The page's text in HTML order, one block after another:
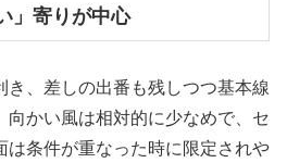
」寄りが中心
き、差しの出番も残しつつ基本線
向かい風は相対的に少なめで、セ
は条件が重なった時に限定されや